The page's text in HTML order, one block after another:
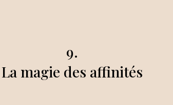
9.
La magie des affinités